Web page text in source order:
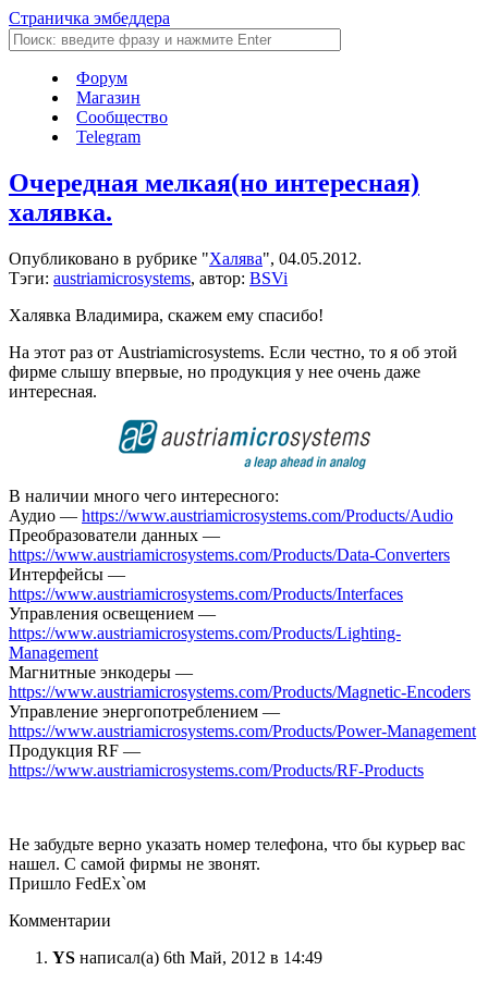
Страничка эмбеддера
Форум
Магазин
Сообщество
Telegram
Очередная мелкая(но интересная)
халявка.
Опубликовано в рубрике "Халява", 04.05.2012.
Тэги: austriamicrosystems, автор: BSVi
Халявка Владимира, скажем ему спасибо!
На этот раз от Austriamicrosystems. Если честно, то я об этой
фирме слышу впервые, но продукция у нее очень даже
интересная.
В наличии много чего интересного:
Аудио — https://www.austriamicrosystems.com/Products/Audio
Преобразователи данных —
https://www.austriamicrosystems.com/Products/Data-Converters
Интерфейсы —
https://www.austriamicrosystems.com/Products/Interfaces
Управления освещением —
https://www.austriamicrosystems.com/Products/Lighting-
Management
Магнитные энкодеры —
https://www.austriamicrosystems.com/Products/Magnetic-Encoders
Управление энергопотреблением —
https://www.austriamicrosystems.com/Products/Power-Management
Продукция RF —
https://www.austriamicrosystems.com/Products/RF-Products
Не забудьте верно указать номер телефона, что бы курьер вас
нашел. С самой фирмы не звонят.
Пришло FedEx`ом
Комментарии
YS написал(а) 6th Май, 2012 в 14:49